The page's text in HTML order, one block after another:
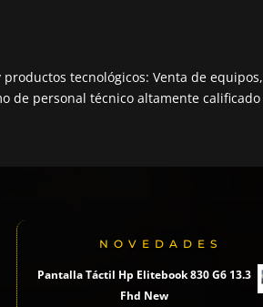
tecnológicos: Venta de equipos,
de personal técnico altamente calificado
NOVEDADES
Pantalla Táctil Hp Elitebook 830 G6 13.3
Fhd New